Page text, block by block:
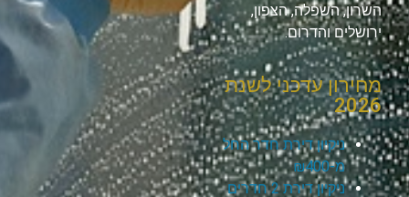
השרון, השפלה, הצפון,
ירושלים והדרום.
מחירון עדכני לשנת
2026
ניקיון דירת חדר החל
מ-₪400
ניקיון דירת 2 חדרים